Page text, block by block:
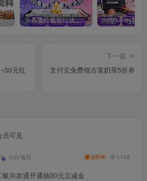
育儿教学教培新玩法，AI生成教学视频，市场大，操作简单，变现天花板非常高 头条搬砖最新玩法，文章+视频用AI全搞定，一天5张+不是问题，每天只需10分钟
元红
下一篇
支付宝免费领古茗奶茶5折券
员可见
小白项目 云币19 1148
银兴农通开通抽30元立减金